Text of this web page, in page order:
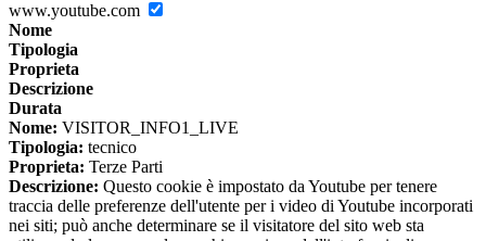
www.youtube.com
Nome
Tipologia
Proprieta
Descrizione
Durata
Nome: VISITOR_INFO1_LIVE
Tipologia: tecnico
Proprieta: Terze Parti
Descrizione: Questo cookie è impostato da Youtube per tenere
traccia delle preferenze dell'utente per i video di Youtube incorporati
nei siti; può anche determinare se il visitatore del sito web sta